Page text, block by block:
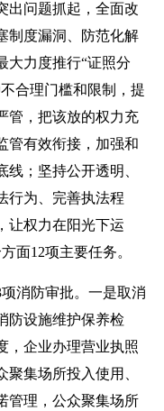
出问题抓起，全面改
制度漏洞、防范化解
大力度推行“证照分
合理门槛和限制，提
管，把该放的权力充
管有效衔接，加强和
；坚持公开透明、
行为、完善执法程
让权力在阳光下运
面12项主要任务。
消防审批。一是取消
防设施维护保养检
，企业办理营业执照
集场所投入使用、
管理，公众聚集场所